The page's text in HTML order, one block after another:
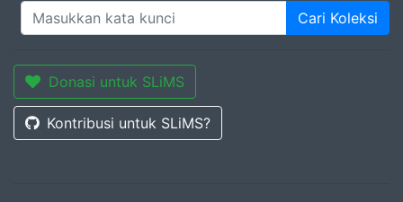
Cari Koleksi
Donasi untuk SLiMS
Kontribusi untuk SLiMS?